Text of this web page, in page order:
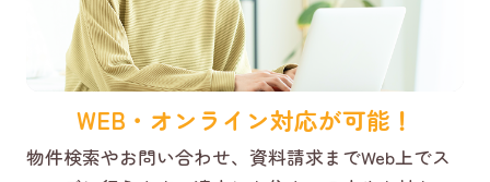
WEB・オンライン対応が可能！
物件検索やお問い合わせ、資料請求までWeb上でス